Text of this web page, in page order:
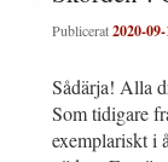
Publicerat2020-
Sådärja! Alla
Som tidigare
exemplariskt i